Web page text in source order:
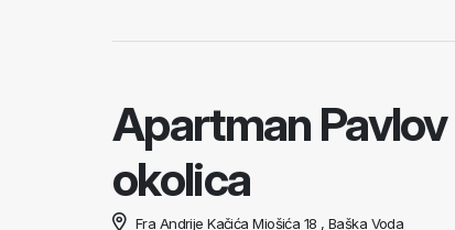
Apartman Pavlov
okolica
Fra Andrije Kačića Miošića 18 , Baška Voda